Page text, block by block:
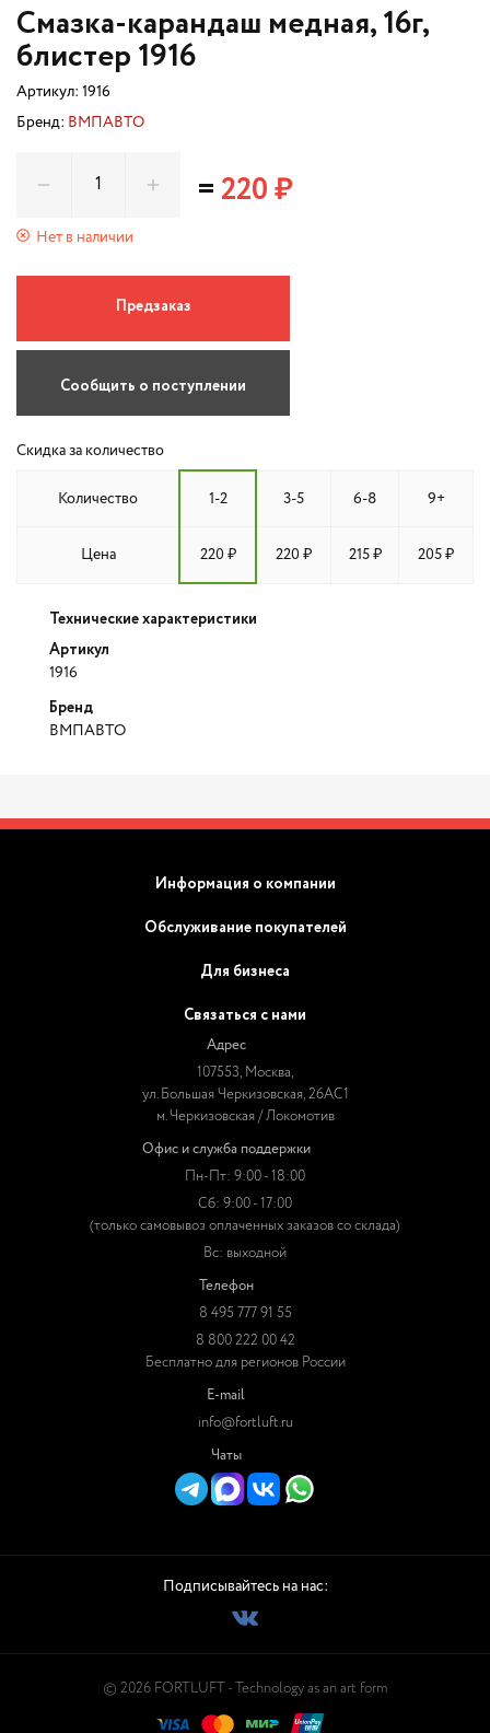
Смазка-карандаш медная, 16г,
блистер 1916
Артикул: 1916
Бренд: ВМПАВТО
Нет в наличии
=220 ₽
Предзаказ
Сообщить о поступлении
Скидка за количество
Количество 1-2 3-5 6-8 9+
Цена 220 ₽ 220 ₽ 215 ₽ 205 ₽
Технические характеристики
Артикул
1916
Бренд
ВМПАВТО
Информация о компании
Обслуживание покупателей
Для бизнеса
Связаться с нами
Адрес
107553, Москва,
ул. Большая Черкизовская, 26АС1
м. Черкизовская / Локомотив
Офис и служба поддержки
Пн-Пт: 9:00 - 18:00
Сб: 9:00 - 17:00
(только самовывоз оплаченных заказов со склада)
Вс: выходной
Телефон
8 495 777 91 55
8 800 222 00 42
Бесплатно для регионов России
E-mail
info@fortluft.ru
Чаты
Подписывайтесь на нас:
© 2026 FORTLUFT - Technology as an art form